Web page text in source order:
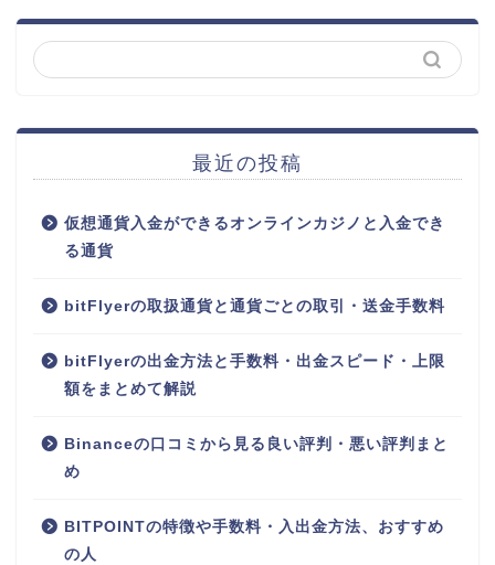
最近の投稿
仮想通貨入金ができるオンラインカジノと入金でき
る通貨
bitFlyerの取扱通貨と通貨ごとの取引・送金手数料
bitFlyerの出金方法と手数料・出金スピード・上限
額をまとめて解説
Binanceの口コミから見る良い評判・悪い評判まと
め
BITPOINTの特徴や手数料・入出金方法、おすすめ
の人